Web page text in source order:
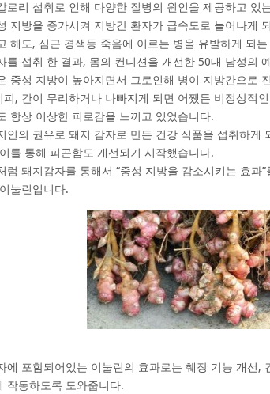
로리 섭취로 인해 다양한 질병의 원인을 제공하고 있
지방을 증가시켜 지방간 환자가 급속도로 늘어나게
해도, 심근 경색등 죽음에 이르는 병을 유발하게 되
를 섭취 한 결과, 몸의 컨디션을 개선한 50대 남성의
중성 지방이 높아지면서 그로인해 병이 지방간으로
피, 간이 무리하거나 나빠지게 되면 어쨌든 비정상적
항상 이상한 피로감을 느끼고 있었습니다.
인의 권유로 돼지 감자로 만든 건강 식품을 섭취하게
를 통해 피곤함도 개선되기 시작했습니다.
럼 돼지감자를 통해서 “중성 지방을 감소시키는 효과
눌린입니다.
에 포함되어있는 이눌린의 효과로는 췌장 기능 개선,
작동하도록 도와줍니다.